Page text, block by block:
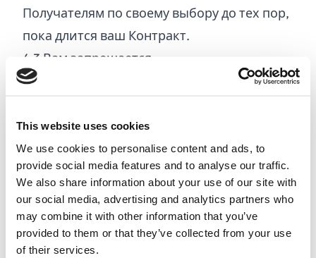
This website uses cookies
We use cookies to personalise content and ads, to
provide social media features and to analyse our traffic.
We also share information about your use of our site with
our social media, advertising and analytics partners who
may combine it with other information that you’ve
provided to them or that they’ve collected from your use
of their services.
Получателям по своему выбору до тех пор,
пока длится ваш Контракт.
4. 3 Вам запрещается:
Использовать Сайт незаконным образом
Продавать, копировать, сдавать в аренду,
предоставлять во временное пользование,
распространять, передавать или выдавать
сублицензии на все или часть
содержимого Сайта, Нашего Сервиса или
использовать Наш Сервис в коммерческих